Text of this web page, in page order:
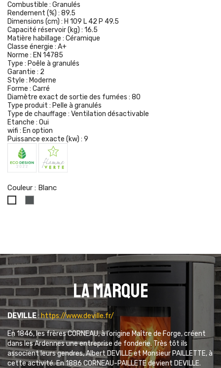
Combustible : Granulés
Rendement (%) : 89.5
Dimensions (cm) : H 109 L 42 P 49.5
Capacité réservoir (kg) : 16.5
Matière habillage : Céramique
Classe énergie : A+
Norme : EN 14785
Type : Poêle à granulés
Garantie : 2
Style : Moderne
Forme : Carré
Diamètre exact de sortie des fumées : 80
Type produit : Pelle à granulés
Type de chauffage : Ventilation désactivable
Etanche : Oui
wifi : En option
Puissance exacte (kw) : 9
Couleur : Blanc
La marque
DEVILLE:https://www.deville.fr/
En 1846, les frères CORNEAU, à l’origine Maître de Forge, créent
dans les Ardennes une entreprise de fonderie. Très tôt ils
associent leurs gendres, Albert DEVILLE et Monsieur PAILLETTE, à
cette activité. En 1886 CORNEAU-PAILLETE devient DEVILLE.